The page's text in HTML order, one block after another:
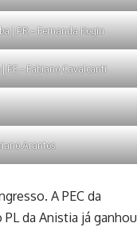
| PR – Fernanda Kogin
| PE – Fabiano Cavalcanti
Arantos
A PEC da
da Anistia já ganhou